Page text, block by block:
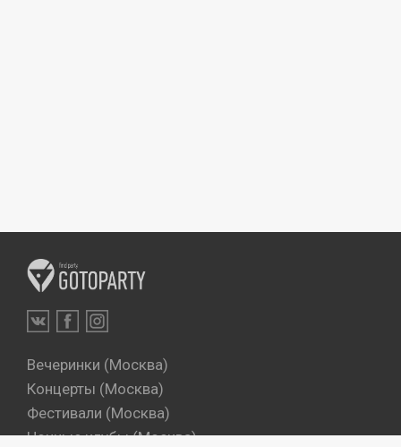
Вечеринки (Москва)
Концерты (Москва)
Фестивали (Москва)
Ночные клубы (Москва)